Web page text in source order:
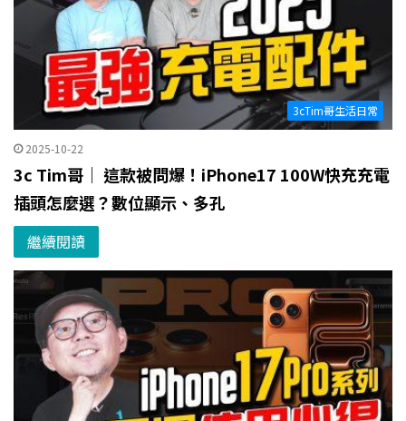
3cTim哥生活日常
2025-10-22
3c Tim哥｜ 這款被問爆！iPhone17 100W快充充電
插頭怎麼選？數位顯示、多孔
繼續閱讀